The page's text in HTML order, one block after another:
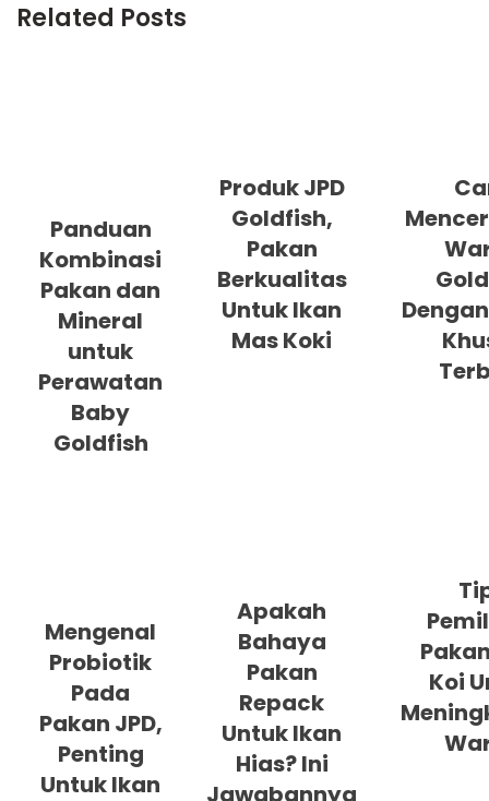
Related Posts
Panduan
Kombinasi
Pakan dan
Mineral
untuk
Perawatan
Baby
Goldfish
Produk JPD
Goldfish,
Pakan
Berkualitas
Untuk Ikan
Mas Koki
Mengenal
Probiotik
Pada
Pakan JPD,
Penting
Untuk Ikan
Apakah
Bahaya
Pakan
Repack
Untuk Ikan
Hias? Ini
Jawabannya
Koi